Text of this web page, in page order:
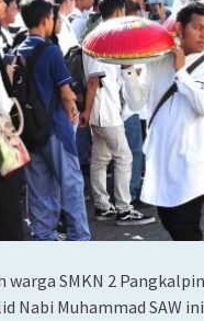
warga SMKN 2
Nabi Muhammad SAW